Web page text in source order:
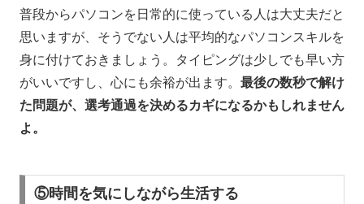
普段からパソコンを日常的に使っている人は大丈夫だと
思いますが、そうでない人は平均的なパソコンスキルを
身に付けておきましょう。タイピングは少しでも早い方
がいいですし、心にも余裕が出ます。 最後の数秒で解け
た問題が、選考通過を決めるカギになるかもしれません
よ。
⑤時間を気にしながら生活する